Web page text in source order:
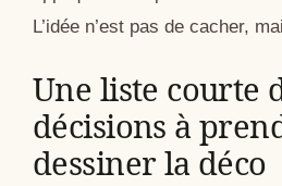
L’idée n’est pas de cacher,
Une liste courte
décisions à
dessiner la déco